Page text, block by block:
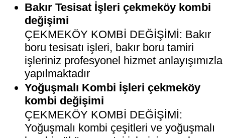
Bakır Tesisat İşleri çekmeköy kombi
değişimi
ÇEKMEKÖY KOMBİ DEĞİŞİMİ: Bakır
boru tesisatı işleri, bakır boru tamiri
işleriniz profesyonel hizmet anlayışımızla
yapılmaktadır
Yoğuşmalı Kombi İşleri çekmeköy
kombi değişimi
ÇEKMEKÖY KOMBİ DEĞİŞİMİ:
Yoğuşmalı kombi çeşitleri ve yoğuşmalı